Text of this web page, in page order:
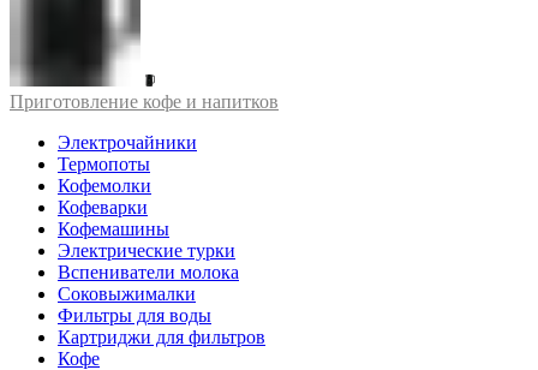
Приготовление кофе и напитков
Электрочайники
Термопоты
Кофемолки
Кофеварки
Кофемашины
Электрические турки
Вспениватели молока
Соковыжималки
Фильтры для воды
Картриджи для фильтров
Кофе